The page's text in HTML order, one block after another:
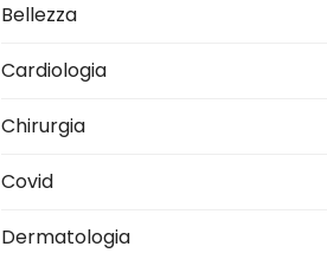
Bellezza
Cardiologia
Chirurgia
Covid
Dermatologia